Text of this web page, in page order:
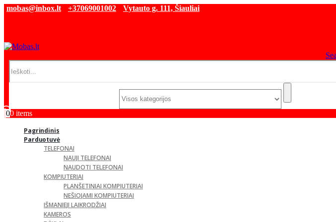
mobas@inbox.lt +37069001002 Vytauto g. 111, Šiauliai
00 items
Pagrindinis
Parduotuvė
TELEFONAI
NAUJI TELEFONAI
NAUDOTI TELEFONAI
KOMPIUTERIAI
PLANŠETINIAI KOMPIUTERIAI
NEŠIOJAMI KOMPIUTERIAI
IŠMANIEJI LAIKRODŽIAI
KAMEROS